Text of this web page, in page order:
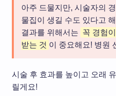
아주 드물지만, 시술자의
물집이 생길 수도 있다고
결과를 위해서는 꼭 경험
받는 것 이 중요해요! 병원
시술 후 효과를 높이고 오래
릴게요!